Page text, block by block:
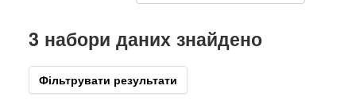
3 набори даних знайдено
Фільтрувати результати